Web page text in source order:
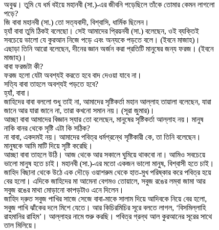
অবুঝ। তুমি যে ধর্ম বইয়ে মহানবী (সা.)-এর জীবনি পড়েছিলে তাঁকে তোমার কেমন লাগলো
পড়ে?
জি বাবা মহানবী (সা.) তো সত্যবাদী, বিশ্বাসি, ধার্মিক ছিলেন।
হ্যাঁ বাবা তুমি ঠিকই বলেছো। সেই আমাদের প্রিয়নবী (সা.) বলেছেন, ওই ব্যক্তিই
সবচেয়ে ভালো যে কুরআন নিজে পড়ে এবং অন্যকে পড়তে বলে। (ইবনে মাজাহ)।
এছাড়া তিনি আরো বলেছেন, দীনের জ্ঞান অর্জন করা প্রতিটি মানুষের জন্য ফরজ। (ইবনে
মাজাহ)।
বাবা ফরজটা কী?
ফরজ হলো যেটা অবশ্যই করতে হবে বাদ দেওয়া যাবে না।
সত্যি বাবা তাহলে অবশ্যই পড়তে হবে?
হ্যাঁ, বাবা।
জাহিদের বাবা বললো শুধু তাই না, আমাদের সৃষ্টিকর্তা মহান আল্লাহ তায়ালা বলেছেন, যারা
জানে আর যারা জানে না, তারা কখনো সমান নয়। (সূরা জুমার)।
আচ্ছা বাবা আমাদের বিজ্ঞান স্যার তো বলেছেন, মানুষের সৃষ্টিকর্তা আল্লাহ নয়। মানুষ
নাকি বানর থেকে সৃষ্টি এটা কি সঠিক?
না বাবা, একদমই নয়। আমাদের পবিত্র ধর্মগ্রন্থে সৃষ্টিকারী কে, তা তিনি বলেছেন।
মানুষকে আমি মাটি দিয়ে সৃষ্টি করেছি।
আচ্ছা বাবা তাহলে উঠি। আজ থেকে আর সকালে ঘুমিয়ে থাকবো না। আমিও সবচেয়ে
ভালো মানুষ হতে চাই। মহানবী (সা.)-এর মতো একজন ভালো মানুষ, বিশ্বাসী হতে চাই।
জাহিদ বিছানা থেকে উঠে এক দৌড়ে ওয়াশরুম থেকে হাত-মুখ পরিষ্কার করে পবিত্র হয়ে
বের হলো। এদিকে জাহিদের মা আমেনা বেগমও তোয়ালে, সবুজ রঙের লম্বা জামা আর
সবুজ রঙের মাথা মোড়ানো কাপড়টাও এনে দিলেন।
জাহিদ দ্রুত সবুজ পাখির সাজে সেজে বাবা-মাকে সালাম দিয়ে আদিবকে নিয়ে বের হলো,
সবুজ পাখি ঝাঁকের দলে মিশে যেতে। আর কিচিরমিচির সূরে বলতে লাগল, ‘বিসমিল্লাহি
রাহমানির রাহিম’। আল্লাহর নামে শুরু করছি। পবিত্র গ্রন্থ আল কুরআনের সূরের সাথে
তাল মিলিয়ে।